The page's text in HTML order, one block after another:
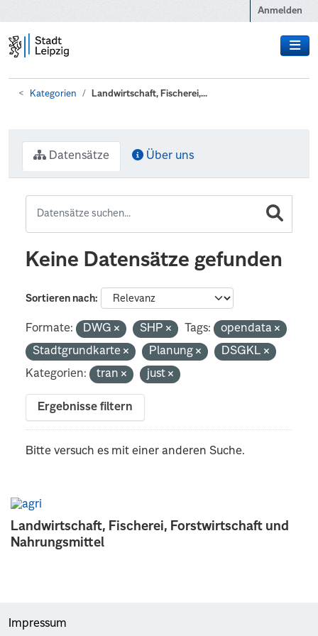
Anmelden
Kategorien Landwirtschaft, Fischerei,...
Landwirtschaft, Fischerei, Forstwirtschaft und
Nahrungsmittel
Datensätze Über uns
Keine Datensätze gefunden
Sortieren nach
Formate: DWG SHP Tags:
opendata
Stadtgrundkarte
Planung
DSGKL
Kategorien:
tran just
Ergebnisse filtern
Bitte versuch es mit einer anderen Suche.
Impressum